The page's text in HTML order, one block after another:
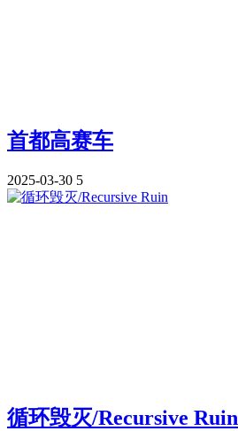
首都高赛车
2025-03-30 5
循环毁灭/Recursive Ruin